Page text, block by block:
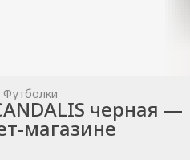
Футболки
черная —
магазине